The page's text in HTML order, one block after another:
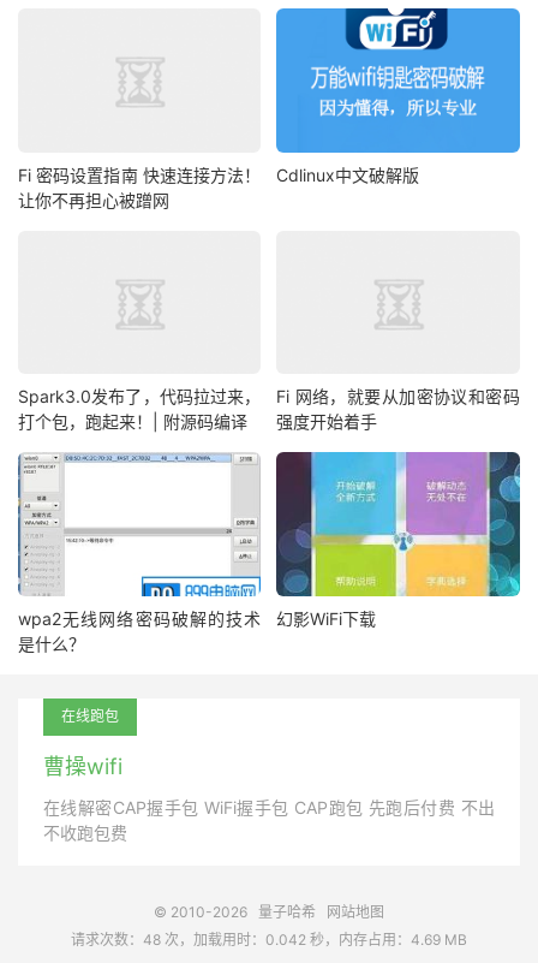
Fi 密码设置指南 快速连接方法！
让你不再担心被蹭网
Cdlinux中文破解版
Spark3.0发布了，代码拉过来，
打个包，跑起来！| 附源码编译
Fi 网络，就要从加密协议和密码
强度开始着手
wpa2无线网络密码破解的技术
是什么？
幻影WiFi下载
在线跑包
曹操wifi
在线解密CAP握手包 WiFi握手包 CAP跑包 先跑后付费 不出
不收跑包费
© 2010-2026 量子哈希
网站地图
请求次数：48 次，加载用时：0.042 秒，内存占用：4.69 MB